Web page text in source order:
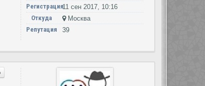
Регистрация11 сен 2017, 10:16
Откуда
Москва
Репутация
39